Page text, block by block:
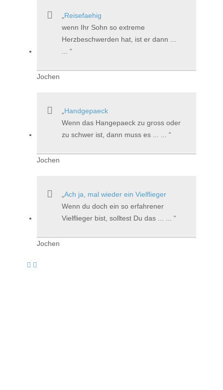
Reisefaehig
wenn Ihr Sohn so extreme
Herzbeschwerden hat, ist er dann ...
Jochen
Handgepaeck
Wenn das Hangepaeck zu gross oder
zu schwer ist, dann muss es ... ...
Jochen
Ach ja, mal wieder ein Vielflieger
Wenn du doch ein so erfahrener
Vielflieger bist, solltest Du das ... ...
Jochen